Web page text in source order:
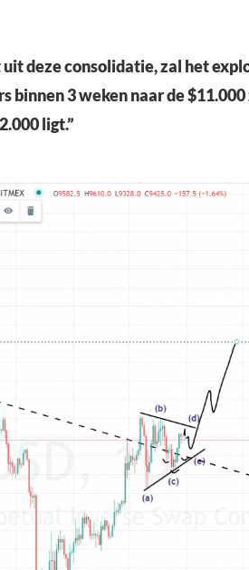
deze consolidatie, zal het
binnen 3 weken naar de
ligt.”